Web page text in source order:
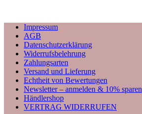
Impressum
AGB
Datenschutzerklärung
Widerrufsbelehrung
Zahlungsarten
Versand und Lieferung
Echtheit von Bewertungen
Newsletter – anmelden & 10% sparen
Händlershop
VERTRAG WIDERRUFEN